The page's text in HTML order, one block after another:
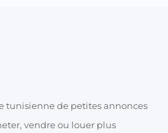
tunisienne de petites annonces
vendre ou louer plus